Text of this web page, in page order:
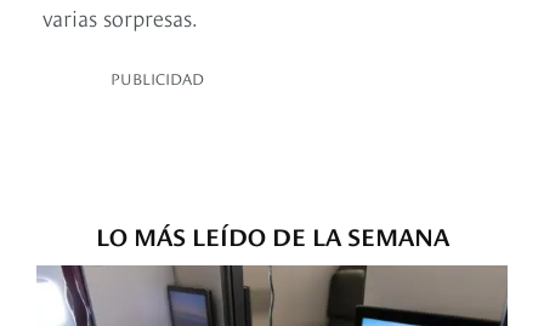
varias sorpresas.
PUBLICIDAD
LO MÁS LEÍDO DE LA SEMANA